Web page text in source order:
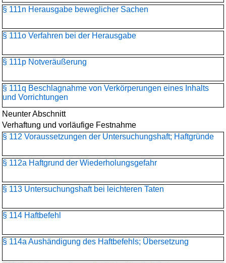
§ 111n Herausgabe beweglicher Sachen
§ 111o Verfahren bei der Herausgabe
§ 111p Notveräußerung
§ 111q Beschlagnahme von Verkörperungen eines Inhalts
und Vorrichtungen
Neunter Abschnitt
Verhaftung und vorläufige Festnahme
§ 112 Voraussetzungen der Untersuchungshaft; Haftgründe
§ 112a Haftgrund der Wiederholungsgefahr
§ 113 Untersuchungshaft bei leichteren Taten
§ 114 Haftbefehl
§ 114a Aushändigung des Haftbefehls; Übersetzung